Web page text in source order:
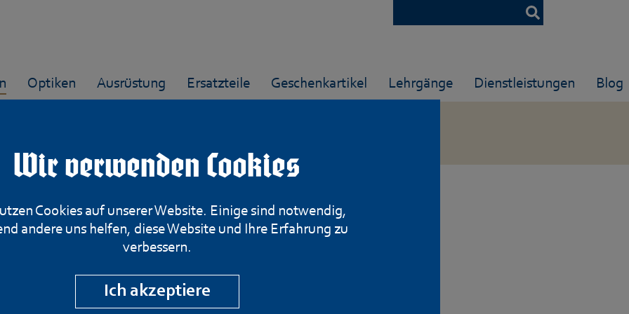
Wir verwenden Cookies
Cookies auf unserer Website. Einige sind notwendig,
andere uns helfen, diese Website und Ihre Erfahrung zu
verbessern.
Ich akzeptiere
Optiken Ausrüstung Ersatzteile Geschenkartikel Lehrgänge Dienstleistungen Blog
RWS R50 .22lr.
Wettkampfpatronen
12,- €